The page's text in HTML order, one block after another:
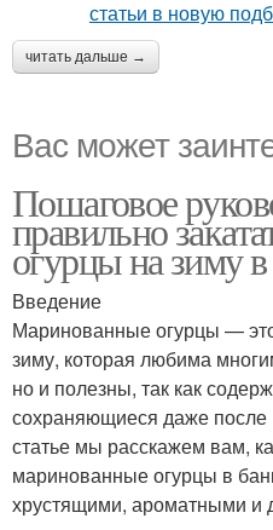
читать дальше →
Вас может
Пошаговое
правильно
огурцы на зиму
Введение
Маринованные огурцы — это
зиму, которая любима
но и полезны, так как
сохраняющиеся даже после
статье мы расскажем вам,
маринованные огурцы в
хрустящими, ароматными и